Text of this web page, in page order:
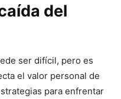
del
ser difícil, pero es
el valor personal de
para enfrentar